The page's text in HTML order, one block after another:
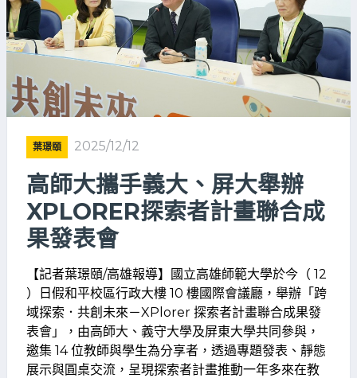
葉璟頤 2025/12/12
高師大攜手義大、屏大舉辦
XPLORER探索者計畫聯合成
果發表會
【記者葉璟頤/高雄報導】國立高雄師範大學於今（ 12
）日假和平校區行政大樓 10 樓國際會議廳，舉辦「跨
域探索．共創未來－XPlorer 探索者計畫聯合成果發
表會」，由高師大、義守大學及屏東大學共同參與，
邀集 14 位教師與學生為分享者，透過專題發表、靜態
展示與圓桌交流，呈現探索者計畫推動一年多來在教